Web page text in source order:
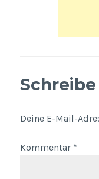
Deine E-Mail-
Kommentar *